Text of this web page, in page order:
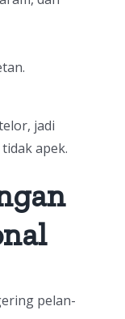
jadi
apek.
pelan-